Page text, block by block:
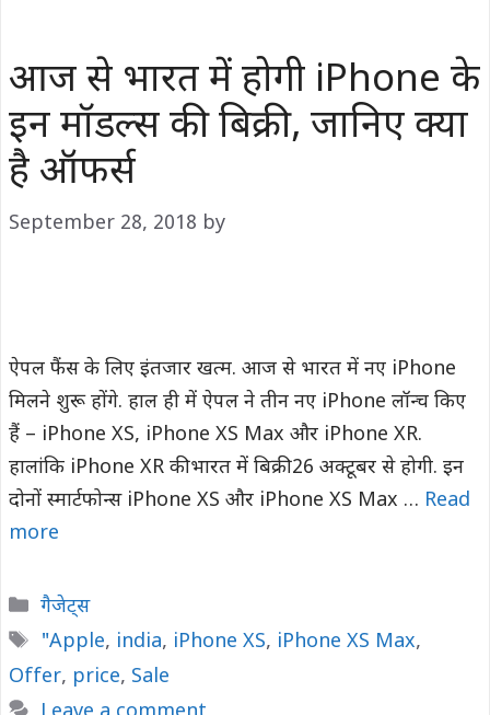
आज से भारत में होगी iPhone के
इन मॉडल्स की बिक्री, जानिए क्या
है ऑफर्स
September 28, 2018 by
ऐपल फैंस के लिए इंतजार खत्म. आज से भारत में नए iPhone
मिलने शुरू होंगे. हाल ही में ऐपल ने तीन नए iPhone लॉन्च किए
हैं – iPhone XS, iPhone XS Max और iPhone XR.
हालांकि iPhone XR की भारत में बिक्री 26 अक्टूबर से होगी. इन
दोनों स्मार्टफोन्स iPhone XS और iPhone XS Max … Read
more
Categories
गैजेट्स
Tags
"Apple, india, iPhone XS, iPhone XS Max,
Offer, price, Sale